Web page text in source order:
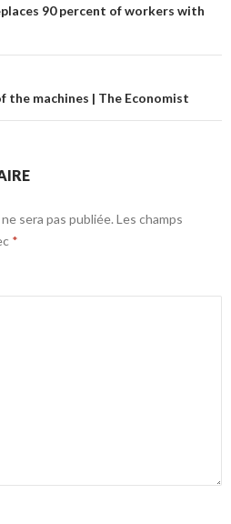
90 percent of workers with
machines | The Economist
sera pas publiée. Les champs
*